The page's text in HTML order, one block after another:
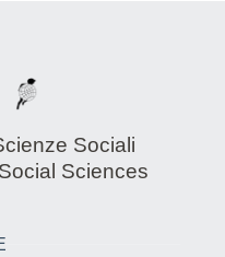
Sociali
Sciences